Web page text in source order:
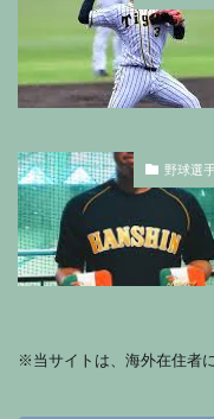
野球選
※ 当サイトは、海外在住者